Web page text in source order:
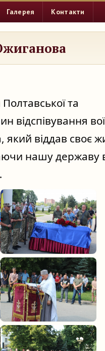
Галерея Контакти
та
відспівування
віддав своє
нашу державу